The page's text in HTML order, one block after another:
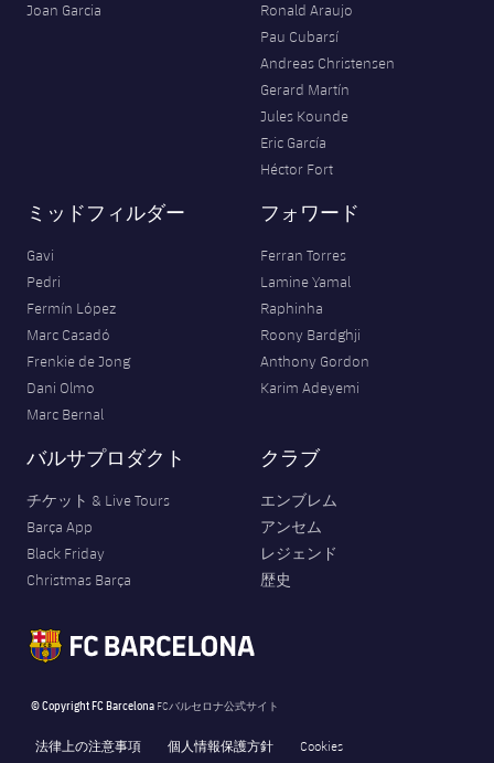
Joan Garcia
Ronald Araujo
Pau Cubarsí
Andreas Christensen
Gerard Martín
Jules Kounde
Eric García
Héctor Fort
ミッドフィルダー
Gavi
Pedri
Fermín López
Marc Casadó
Frenkie de Jong
Dani Olmo
Marc Bernal
フォワード
Ferran Torres
Lamine Yamal
Raphinha
Roony Bardghji
Anthony Gordon
Karim Adeyemi
バルサプロダクト
チケット & Live Tours
Barça App
Black Friday
Christmas Barça
クラブ
エンブレム
アンセム
レジェンド
歴史
© Copyright FC Barcelona FCバルセロナ公式サイト
法律上の注意事項 個人情報保護方針 Cookies